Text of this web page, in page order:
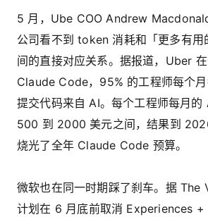
5 月，Ube COO Andrew
公司看不到 token 消耗和「更多有用
间的直接对应关系。据报道，Uber
Claude Code，95% 的工程师每个
提交代码来自 AI。每个工程师每月的
500 到 2000 美元之间，结果到
烧光了全年 Claude Code 预算。
微软也在同一时期踩了刹车。据 The
计划在 6 月底前取消 Experiences